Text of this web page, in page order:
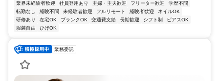
業界未経験者歓迎 社員登用あり 主婦・主夫歓迎 フリーター歓迎
学歴不問
転勤なし
経験不問 未経験者歓迎 フルリモート 経験者歓迎
ネイルOK
研修あり
在宅OK ブランクOK 交通費支給 長期歓迎 シフト制
ピアスOK
服装自由
ひげOK
業務委託